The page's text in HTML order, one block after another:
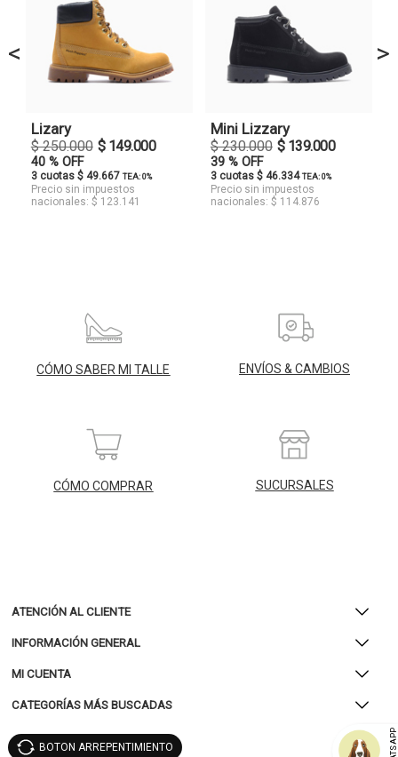
<
Lizary
$ 250.000 $ 149.000
40 % OFF
3 cuotas $ 49.667 TEA: 0%
Precio sin impuestos
nacionales: $ 123.141
Mini Lizzary
$ 230.000 $ 139.000
39 % OFF
3 cuotas $ 46.334TEA: 0%
Precio sin impuestos
nacionales: $ 114.876
>
CÓMO SABER MI TALLE ENVÍOS & CAMBIOS
CÓMO COMPRAR SUCURSALES
ATENCIÓN AL CLIENTE
INFORMACIÓN GENERAL
MI CUENTA
CATEGORÍAS MÁS BUSCADAS
BOTON ARREPENTIMIENTO